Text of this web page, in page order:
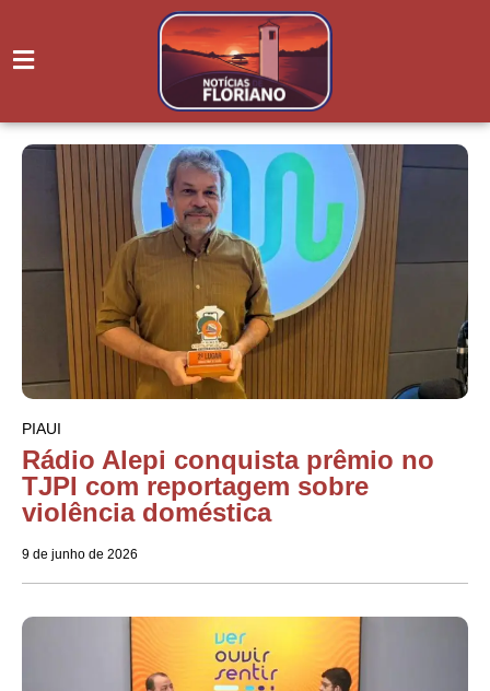
PIAUI
Rádio Alepi conquista prêmio no
TJPI com reportagem sobre
violência doméstica
9 de junho de 2026